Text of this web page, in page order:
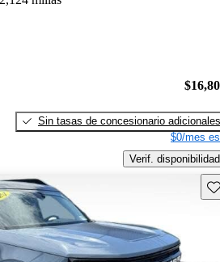
Sin tasas de concesionario adicionales
$0/mes
Verif. disponibilidad